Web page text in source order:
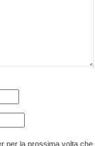
per la prossima volta